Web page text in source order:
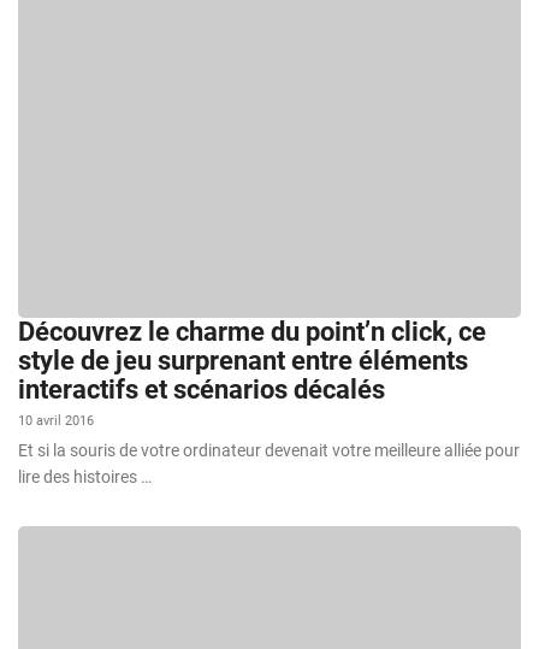
Découvrez le charme du point’n click, ce
style de jeu surprenant entre éléments
interactifs et scénarios décalés
10 avril 2016
Et si la souris de votre ordinateur devenait votre meilleure alliée pour
lire des histoires …